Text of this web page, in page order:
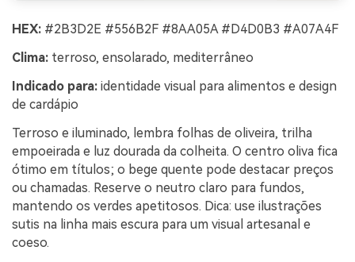
HEX: #2B3D2E #556B2F #8AA05A #D4D0B3 #A07A4F
Clima: terroso, ensolarado, mediterrâneo
Indicado para: identidade visual para alimentos e design
de cardápio
Terroso e iluminado, lembra folhas de oliveira, trilha
empoeirada e luz dourada da colheita. O centro oliva fica
ótimo em títulos; o bege quente pode destacar preços
ou chamadas. Reserve o neutro claro para fundos,
mantendo os verdes apetitosos. Dica: use ilustrações
sutis na linha mais escura para um visual artesanal e
coeso.